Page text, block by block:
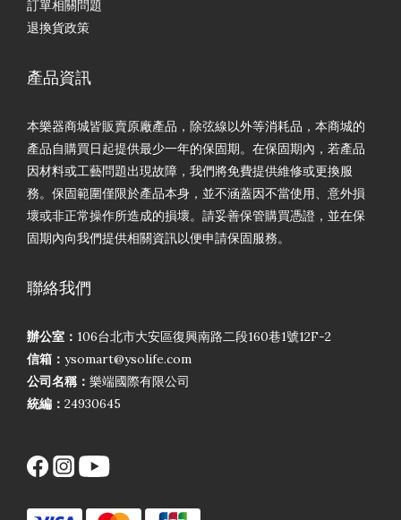
訂單相關問題
退換貨政策
產品資訊
本樂器商城皆販賣原廠產品，除弦線以外等消耗品，本商城的
產品自購買日起提供最少一年的保固期。在保固期內，若產品
因材料或工藝問題出現故障，我們將免費提供維修或更換服
務。保固範圍僅限於產品本身，並不涵蓋因不當使用、意外損
壞或非正常操作所造成的損壞。請妥善保管購買憑證，並在保
固期內向我們提供相關資訊以便申請保固服務。
聯絡我們
辦公室： 106台北市大安區復興南路二段160巷1號12F-2
信箱： ysomart@ysolife.com
公司名稱： 樂端國際有限公司
統編： 24930645